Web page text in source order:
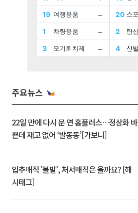
주요뉴스
22일 만에 다시 문 연 홈플러스…정상화 바
쁜데 재고 없어 ‘발동동’[가보니]
입추매직 '불발', 처서매직은 올까요? [해
시태그]